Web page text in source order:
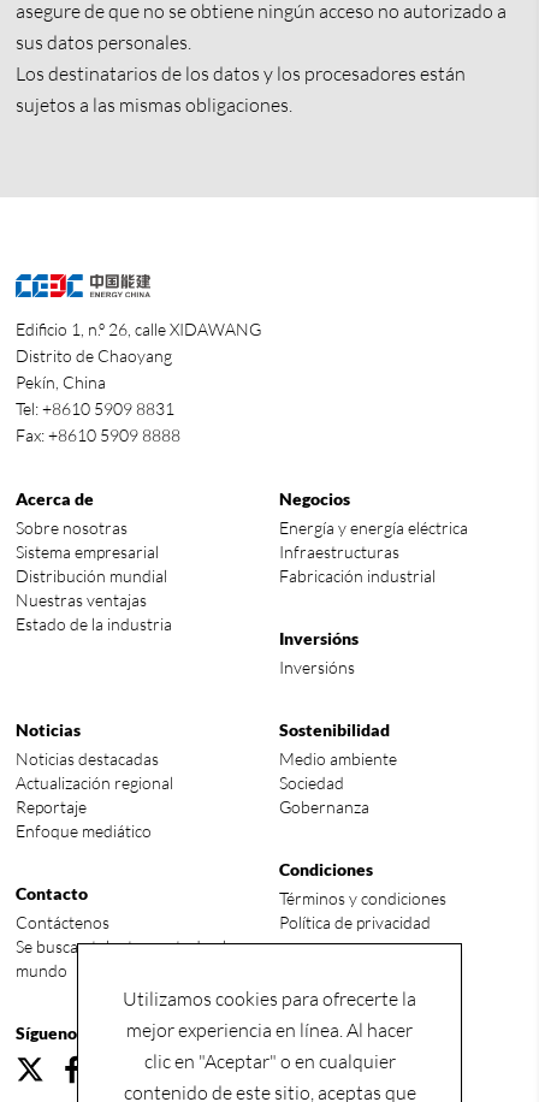
asegure de que no se obtiene ningún acceso no autorizado a
sus datos personales.
Los destinatarios de los datos y los procesadores están
sujetos a las mismas obligaciones.
Utilizamos cookies para ofrecerte la
mejor experiencia en línea. Al hacer
clic en "Aceptar" o en cualquier
contenido de este sitio, aceptas que
Edificio 1, n.º 26, calle XIDAWANG
Distrito de Chaoyang
Pekín, China
Tel: +8610 5909 8831
Fax: +8610 5909 8888
Acerca de
Sobre nosotras
Sistema empresarial
Distribución mundial
Nuestras ventajas
Estado de la industria
Negocios
Energía y energía eléctrica
Infraestructuras
Fabricación industrial
Inversións
Inversións
Noticias
Noticias destacadas
Actualización regional
Reportaje
Enfoque mediático
Contacto
Contáctenos
Se buscan talentos en todo el
mundo
Sostenibilidad
Medio ambiente
Sociedad
Gobernanza
Condiciones
Términos y condiciones
Política de privacidad
Síguenos